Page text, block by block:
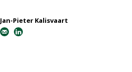
Jan-Pieter Kalisvaart